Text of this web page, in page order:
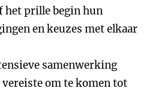
het prille begin hun
en keuzes met elkaar
samenwerking
om te komen tot